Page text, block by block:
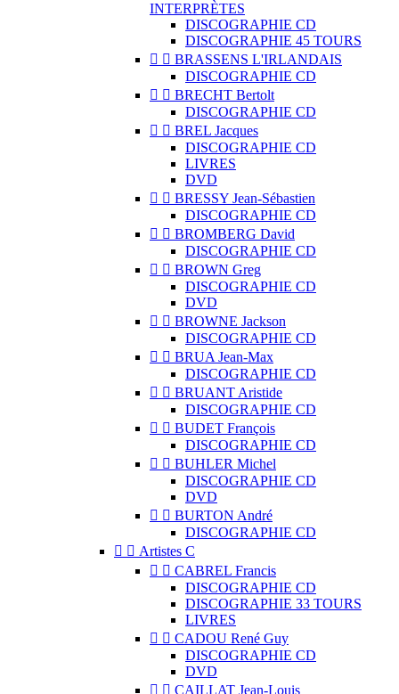
INTERPRÈTES
DISCOGRAPHIE CD
DISCOGRAPHIE 45 TOURS
  BRASSENS L'IRLANDAIS
DISCOGRAPHIE CD
  BRECHT Bertolt
DISCOGRAPHIE CD
  BREL Jacques
DISCOGRAPHIE CD
LIVRES
DVD
  BRESSY Jean-Sébastien
DISCOGRAPHIE CD
  BROMBERG David
DISCOGRAPHIE CD
  BROWN Greg
DISCOGRAPHIE CD
DVD
  BROWNE Jackson
DISCOGRAPHIE CD
  BRUA Jean-Max
DISCOGRAPHIE CD
  BRUANT Aristide
DISCOGRAPHIE CD
  BUDET François
DISCOGRAPHIE CD
  BUHLER Michel
DISCOGRAPHIE CD
DVD
  BURTON André
DISCOGRAPHIE CD
  Artistes C
  CABREL Francis
DISCOGRAPHIE CD
DISCOGRAPHIE 33 TOURS
LIVRES
  CADOU René Guy
DISCOGRAPHIE CD
DVD
  CAILLAT Jean-Louis